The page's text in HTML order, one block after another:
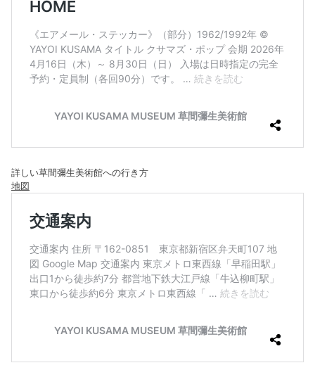
詳しい草間彌生美術館への行き方
地図